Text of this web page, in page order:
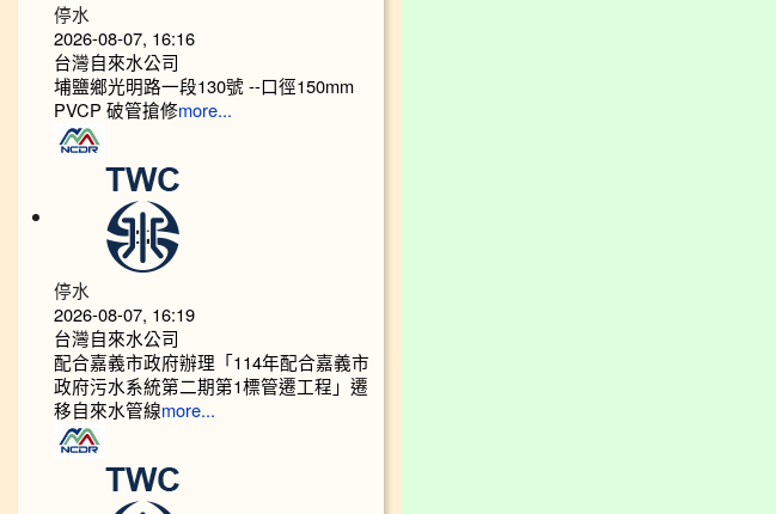
停水
2026-08-07, 16:16
台灣自來水公司
埔鹽鄉光明路一段130號 --口徑150mm
PVCP 破管搶修more...
停水
2026-08-07, 16:19
台灣自來水公司
配合嘉義市政府辦理「114年配合嘉義市
政府污水系統第二期第1標管遷工程」遷
移自來水管線more...